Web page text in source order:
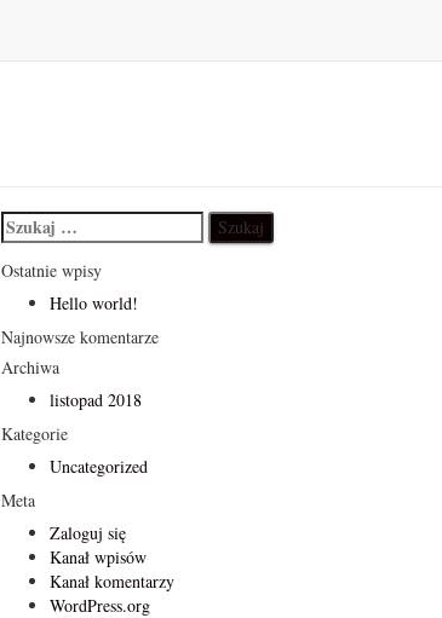
Szukaj:
Ostatnie wpisy
Hello world!
Najnowsze komentarze
Archiwa
listopad 2018
Kategorie
Uncategorized
Meta
Zaloguj się
Kanał wpisów
Kanał komentarzy
WordPress.org